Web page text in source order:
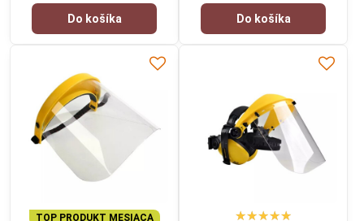
Do košíka Do košíka
TOP PRODUKT MESIACA